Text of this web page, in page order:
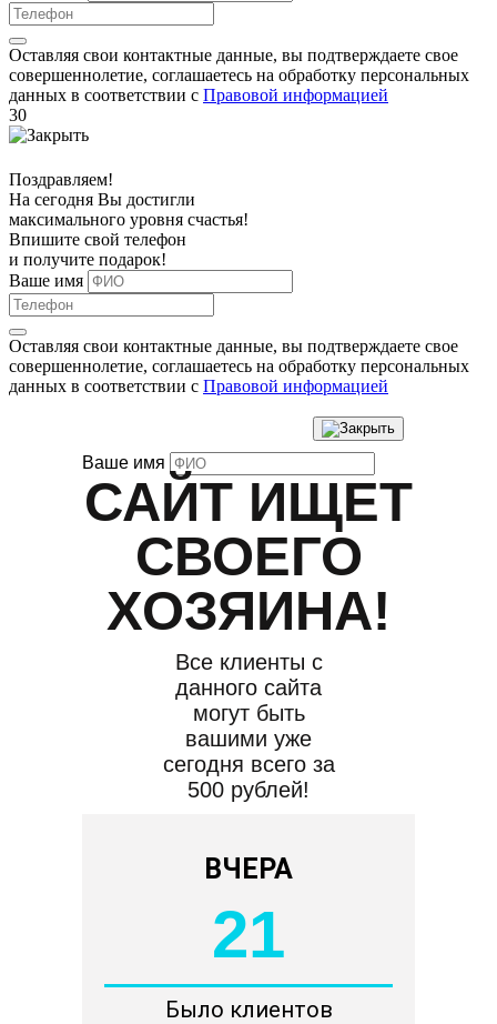
Оставляя свои контактные данные, вы подтверждаете свое
совершеннолетие, соглашаетесь на обработку персональных
данных в соответствии с Правовой информацией
30
Поздравляем!
На сегодня Вы достигли
максимального уровня счастья!
Впишите свой телефон
и получите подарок!
Ваше имя
Оставляя свои контактные данные, вы подтверждаете свое
совершеннолетие, соглашаетесь на обработку персональных
данных в соответствии с Правовой информацией
Ваше имя
САЙТ ИЩЕТ
СВОЕГО
ХОЗЯИНА!
Все клиенты с
данного сайта
могут быть
вашими уже
сегодня всего за
500 рублей!
ВЧЕРА
21
Было клиентов